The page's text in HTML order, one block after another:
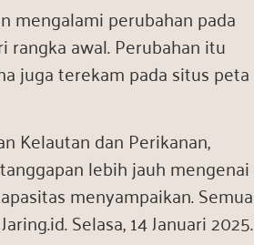
mengalami perubahan pada
rangka awal. Perubahan itu
juga terekam pada situs peta
Kelautan dan Perikanan,
lebih jauh mengenai
menyampaikan. Semua
Selasa, 14 Januari 2025.